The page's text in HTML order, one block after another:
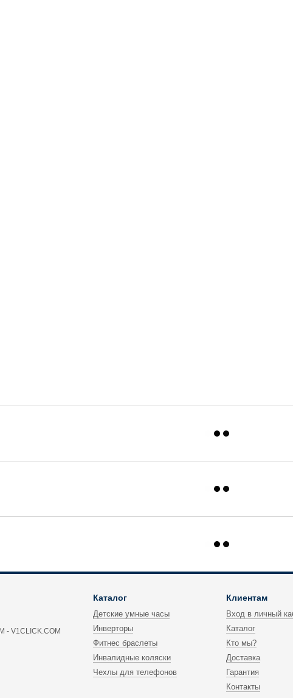
- V1CLICK.COM
Каталог
Детские умные часы
Инверторы
Фитнес браслеты
Инвалидные коляски
Чехлы для телефонов
Клиентам
Вход в личный
Каталог
Кто мы?
Доставка
Гарантия
Контакты